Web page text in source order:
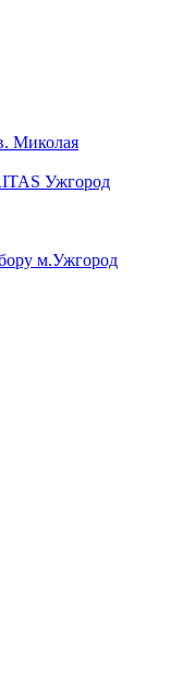
Миколая
Ужгород
м.Ужгород